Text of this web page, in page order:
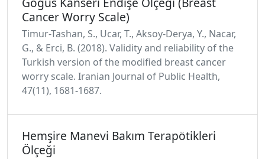
Cancer Worry Scale)
Timur-Tashan, S., Ucar, T., Aksoy-Derya, Y., Nacar,
G., & Erci, B. (2018). Validity and reliability of the
Turkish version of the modified breast cancer
worry scale. Iranian Journal of Public Health,
47(11), 1681-1687.
Hemşire Manevi Bakım Terapötikleri
Ölçeği